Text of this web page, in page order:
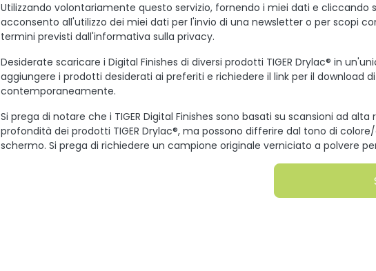
Utilizzando volontariamente questo servizio, fornendo i miei dati e cliccando
acconsento all'utilizzo dei miei dati per l'invio di una newsletter o per scopi
termini previsti dall'informativa sulla privacy.
Desiderate scaricare i Digital Finishes di diversi prodotti TIGER Drylac® in
aggiungere i prodotti desiderati ai preferiti e richiedere il link per il download
contemporaneamente.
Si prega di notare che i TIGER Digital Finishes sono basati su scansioni ad
profondità dei prodotti TIGER Drylac®, ma possono differire dal tono di
schermo. Si prega di richiedere un campione originale verniciato a polvere